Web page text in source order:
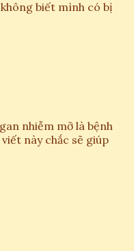
biết mình có bị
nhiễm mỡ là bệnh
này chắc sẽ giúp